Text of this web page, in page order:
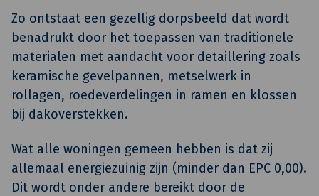
Zo ontstaat een gezellig dorpsbeeld dat wordt
benadrukt door het toepassen van traditionele
materialen met aandacht voor detaillering zoals
keramische gevelpannen, metselwerk in
rollagen, roedeverdelingen in ramen en klossen
bij dakoverstekken.
Wat alle woningen gemeen hebben is dat zij
allemaal energiezuinig zijn (minder dan EPC 0,00).
Dit wordt onder andere bereikt door de